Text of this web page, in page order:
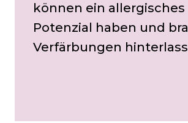
können ein allergisches
Potenzial haben und
Verfärbungen